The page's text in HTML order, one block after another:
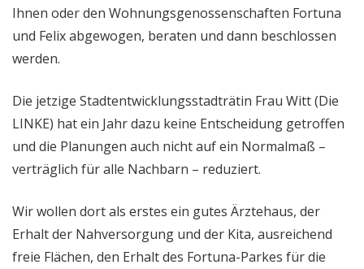
Ihnen oder den Wohnungsgenossenschaften Fortuna
und Felix abgewogen, beraten und dann beschlossen
werden.
Die jetzige Stadtentwicklungsstadträtin Frau Witt (Die
LINKE) hat ein Jahr dazu keine Entscheidung getroffen
und die Planungen auch nicht auf ein Normalmaß –
verträglich für alle Nachbarn – reduziert.
Wir wollen dort als erstes ein gutes Ärztehaus, der
Erhalt der Nahversorgung und der Kita, ausreichend
freie Flächen, den Erhalt des Fortuna-Parkes für die